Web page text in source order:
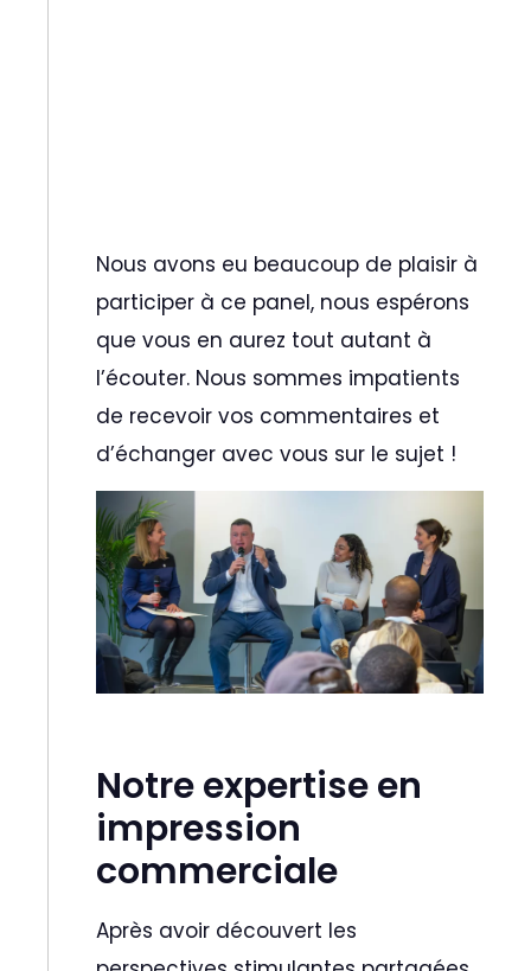
Nous avons eu beaucoup de plaisir à
participer à ce panel, nous espérons
que vous en aurez tout autant à
l’écouter. Nous sommes impatients
de recevoir vos commentaires et
d’échanger avec vous sur le sujet !
Notre expertise en
impression
commerciale
Après avoir découvert les